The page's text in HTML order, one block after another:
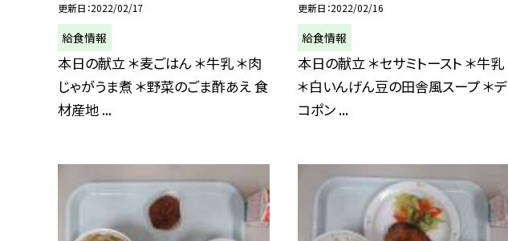
更新日 2022/02/17
給食情報
本日の献立 ＊麦ごはん ＊牛乳 ＊肉
じゃがうま煮 ＊野菜のごま酢あえ 食
材産地 ...
更新日 2022/02/16
給食情報
本日の献立 ＊セサミトースト ＊牛乳
＊白いんげん豆の田舎風スープ ＊デ
コポン ...